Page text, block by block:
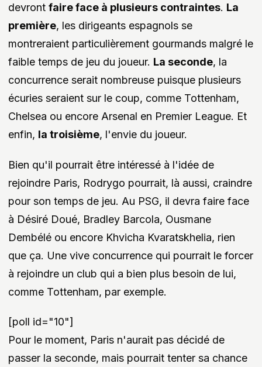
devront faire face à plusieurs contraintes. La
première, les dirigeants espagnols se
montreraient particulièrement gourmands malgré le
faible temps de jeu du joueur. La seconde, la
concurrence serait nombreuse puisque plusieurs
écuries seraient sur le coup, comme Tottenham,
Chelsea ou encore Arsenal en Premier League. Et
enfin, la troisième, l'envie du joueur.
Bien qu'il pourrait être intéressé à l'idée de
rejoindre Paris, Rodrygo pourrait, là aussi, craindre
pour son temps de jeu. Au PSG, il devra faire face
à Désiré Doué, Bradley Barcola, Ousmane
Dembélé ou encore Khvicha Kvaratskhelia, rien
que ça. Une vive concurrence qui pourrait le forcer
à rejoindre un club qui a bien plus besoin de lui,
comme Tottenham, par exemple.
[poll id="10"]
Pour le moment, Paris n'aurait pas décidé de
passer la seconde, mais pourrait tenter sa chance